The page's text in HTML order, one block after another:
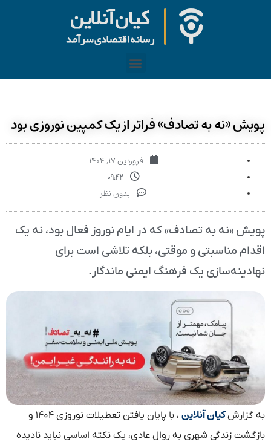
پویش «نه به تصادف» فراتر از یک کمپین نوروزی بود
فروردین ۱۷, ۱۴۰۴
۰۹:۴۲
بدون نظر
پویش «نه به تصادف» که در ایام نوروز فعال بود، نه یک
اقدام مناسبتی و موقتی، بلکه تلاشی است برای
نهادینه‌سازی یک فرهنگ ایمنی ماندگار.
به گزارشکیان آنلاین
، با پایان یافتن تعطیلات نوروزی ۱۴۰۴ و
بازگشت زندگی شهری به روال عادی، یک نکته اساسی نباید نادیده